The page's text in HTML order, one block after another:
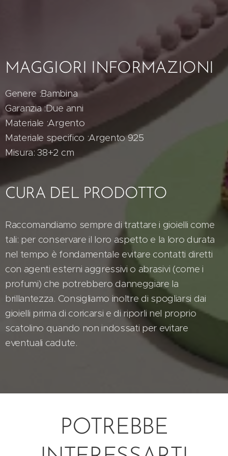
MAGGIORI INFORMAZIONI
Genere :Bambina
Garanzia :Due anni
Materiale :Argento
Materiale specifico :Argento 925
Misura: 38+2 cm
CURA DEL PRODOTTO
Raccomandiamo sempre di trattare i gioielli come
tali: per conservare il loro aspetto e la loro durata
nel tempo è fondamentale evitare contatti diretti
con agenti esterni aggressivi o abrasivi (come i
profumi) che potrebbero danneggiare la
brillantezza. Consigliamo inoltre di spogliarsi dai
gioielli prima di coricarsi e di riporli nel proprio
scatolino quando non indossati per evitare
eventuali cadute.
POTREBBE